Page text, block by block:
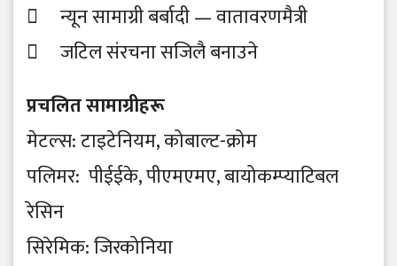
 न्यून सामाग्री बर्बादी — वातावरणमैत्री
 जटिल संरचना सजिलै बनाउने
प्रचलित सामाग्रीहरू
मेटल्स: टाइटेनियम, कोबाल्ट-क्रोम
पलिमर: पीईईके, पीएमएमए, बायोकम्प्याटिबल
रेसिन
सिरेमिक: जिरकोनिया